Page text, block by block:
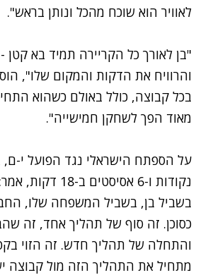
לאוויר הוא שוכח מהכל ונותן בראש".
"בן לאורך כל הקריירה תמיד בא קטן
והרוויח את הדקות והמקום שלו",
בכל קבוצה, כולל באולם כשהוא
מאוד הפך לשחקן חמישייה".
נקודות ו-6
בשביל בן, בשביל המשפחה שלו,
כסוכן. זה סוף של תהליך אחד, זה
והתחלה של תהליך חדש. זה הזוי
מתחיל את התהליך הזה מול קבוצה